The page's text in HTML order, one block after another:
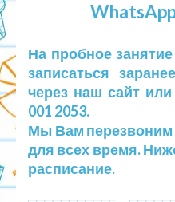
На пробное
записаться
через наш сайт
001 2053.
Мы Вам перезвоним
для всех время.
расписание.